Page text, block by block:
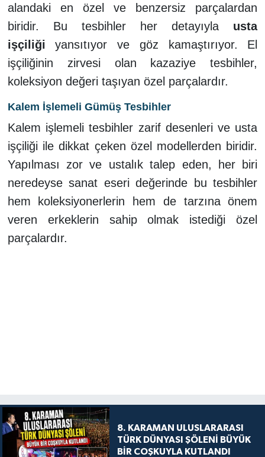
alandaki en özel ve benzersiz parçalardan
biridir. Bu tesbihler her detayıyla usta
işçiliği yansıtıyor ve göz kamaştırıyor. El
işçiliğinin zirvesi olan kazaziye tesbihler,
koleksiyon değeri taşıyan özel parçalardır.
Kalem İşlemeli Gümüş Tesbihler
Kalem işlemeli tesbihler zarif desenleri ve usta
işçiliği ile dikkat çeken özel modellerden biridir.
Yapılması zor ve ustalık talep eden, her biri
neredeyse sanat eseri değerinde bu tesbihler
hem koleksiyonerlerin hem de tarzına önem
veren erkeklerin sahip olmak istediği özel
parçalardır.
8. KARAMAN ULUSLARARASI
TÜRK DÜNYASI ŞÖLENİ BÜYÜK
BİR COŞKUYLA KUTLANDI